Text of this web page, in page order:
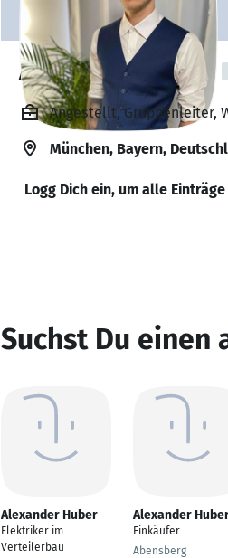
Alexander Huber
Angestellt, Gruppenleiter,
München, Bayern,
Logg Dich ein, um alle
Suchst Du einen
Alexander Huber
Elektriker im
Verteilerbau
Alexander
Einkäufer
Abensberg